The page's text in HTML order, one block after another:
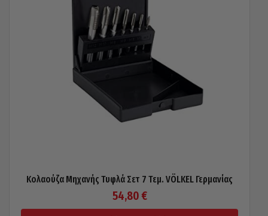
Κολαούζα Μηχανής Τυφλά Σετ 7 Τεμ. VÖLKEL Γερμανίας
54,80 €